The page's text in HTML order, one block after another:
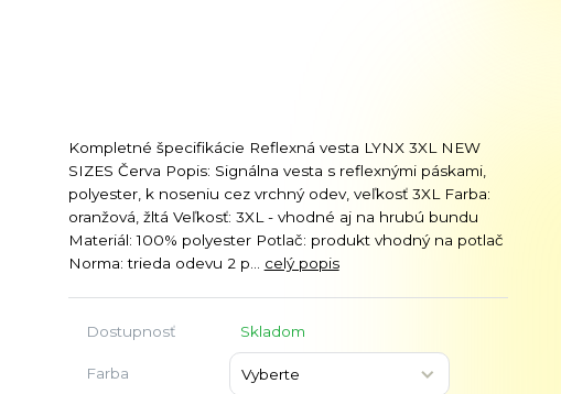
Kompletné špecifikácie Reflexná vesta LYNX 3XL NEW
SIZES Červa Popis: Signálna vesta s reflexnými páskami,
polyester, k noseniu cez vrchný odev, veľkosť 3XL Farba:
oranžová, žltá Veľkosť: 3XL - vhodné aj na hrubú bundu
Materiál: 100% polyester Potlač: produkt vhodný na potlač
Norma: trieda odevu 2 p... celý popis
Dostupnosť Skladom
Farba